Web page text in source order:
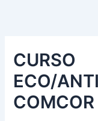
CURSO
ECO/
COMCOR